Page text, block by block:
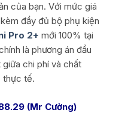
của bạn. Với mức giá
đầy đủ bộ phụ kiện
Pro 2+ mới 100% tại
là phương án đầu
chi phí và chất
thực tế.
(Mr Cường)